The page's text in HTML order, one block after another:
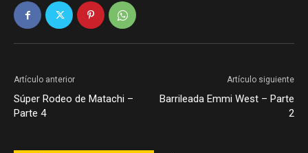
Artículo anterior
Súper Rodeo de Matachi –
Parte 4
Artículo siguiente
Barrileada Emmi West – Parte
2